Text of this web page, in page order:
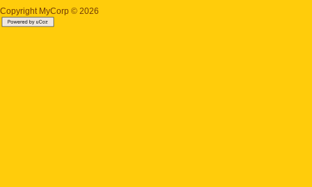
Copyright MyCorp © 2026